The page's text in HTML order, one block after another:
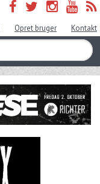
Opret bruger Kontakt